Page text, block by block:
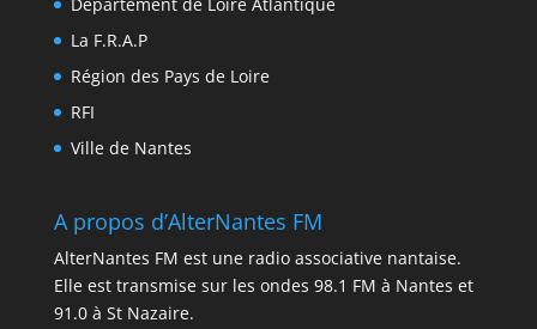
La F.R.A.P
Région des Pays de Loire
RFI
Ville de Nantes
A propos d’AlterNantes FM
AlterNantes FM est une radio associative nantaise.
Elle est transmise sur les ondes 98.1 FM à Nantes et
91.0 à St Nazaire.